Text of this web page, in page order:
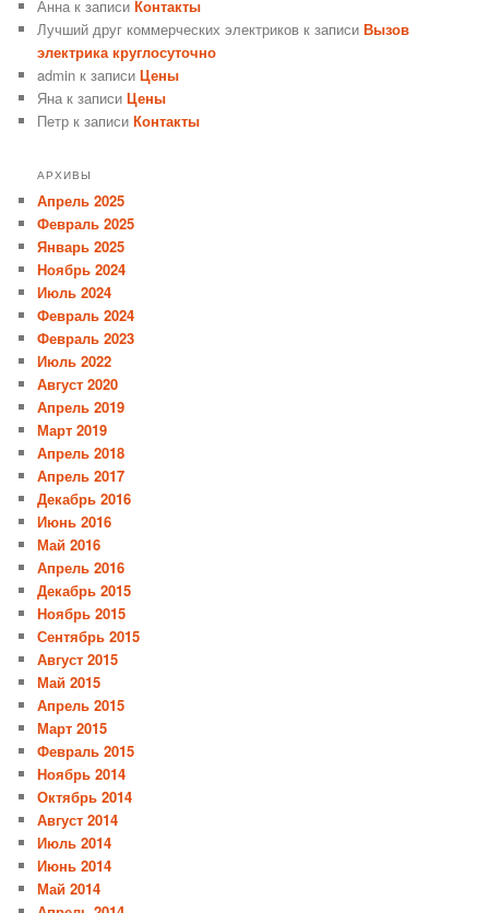
Анна к записиКонтакты
Лучший друг коммерческих электриков к записиВызов
электрика круглосуточно
admin к записиЦены
Яна к записиЦены
Петр к записиКонтакты
АРХИВЫ
Апрель 2025
Февраль 2025
Январь 2025
Ноябрь 2024
Июль 2024
Февраль 2024
Февраль 2023
Июль 2022
Август 2020
Апрель 2019
Март 2019
Апрель 2018
Апрель 2017
Декабрь 2016
Июнь 2016
Май 2016
Апрель 2016
Декабрь 2015
Ноябрь 2015
Сентябрь 2015
Август 2015
Май 2015
Апрель 2015
Март 2015
Февраль 2015
Ноябрь 2014
Октябрь 2014
Август 2014
Июль 2014
Июнь 2014
Май 2014